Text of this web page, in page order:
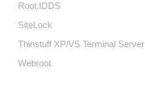
Root.IDDS
SiteLock
Thinstuff XP/VS Terminal Server
Webroot